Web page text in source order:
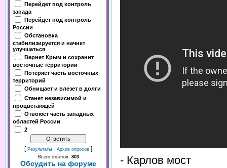
Перейдет под контроль
запада
Перейдет под контроль
России
Обстановка
стабилизируется и начнет
улучшаться
Вернет Крым и сохранит
восточные территории
Потеряет часть восточных
территорий
Обнищает и влезет в долги
Станет независимой и
процветающей
Отвоюет часть западных
областей России
2
[ Результаты · Архив опросов ]
Всего ответов: 803
Обсудить на форуме
- Карлов мост